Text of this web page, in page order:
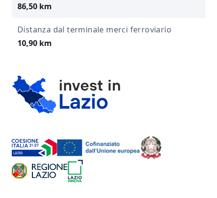
86,50 km
Distanza dal terminale merci ferroviario
10,90 km